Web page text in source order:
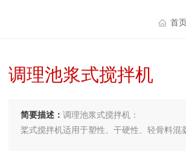
首
调理池浆式搅拌机
简要描述： 调理池浆式搅拌机：
桨式搅拌机适用于塑性、干硬性、轻骨料混